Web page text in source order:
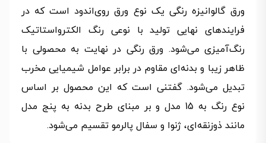
ورق گالوانیزه رنگی یک نوع ورق روی‌اندود است که در
فرایندهای نهایی تولید با نوعی رنگ الکترواستاتیک
رنگ‌آمیزی می‌شود. ورق رنگی در نهایت به محصولی با
ظاهر زیبا و بدنه‌ای مقاوم در برابر عوامل شیمیایی مخرب
تبدیل می‌شود. گفتنی است که این محصول بر اساس
نوع رنگ به 15 مدل و بر مبنای طرح بدنه به پنج مدل
مانند ذوزنقه‌ای، ژنوا و سفال پالرمو تقسیم می‌شود.